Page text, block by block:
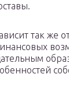
так же